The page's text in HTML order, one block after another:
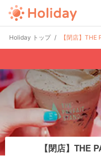
Holiday トップ 【閉店】THE
【閉店】THE